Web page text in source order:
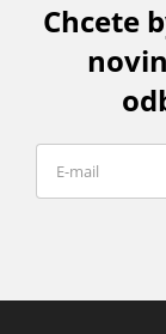
Chcete